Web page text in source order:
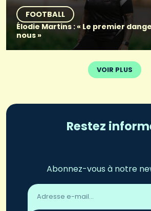
FOOTBALL
Élodie Martins : « Le premier
nous »
VOIR PLUS
Restez
Abonnez-vous à notre
Adresse
email